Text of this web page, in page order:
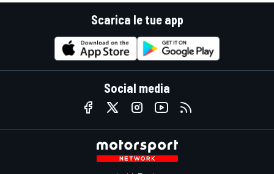
Scarica le tue app
Social media